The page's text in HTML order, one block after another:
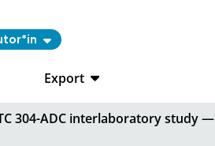
Export
CSV
304-ADC interlaboratory study —